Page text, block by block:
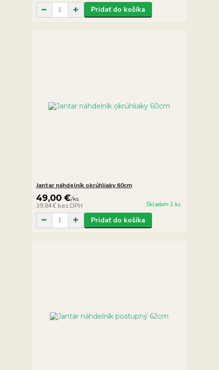
Pridať do košíka
Jantar náhdelník okrúhliaky 60cm
49,00 €/ks
39,84 € bez DPH Skladom 1 ks
Pridať do košíka